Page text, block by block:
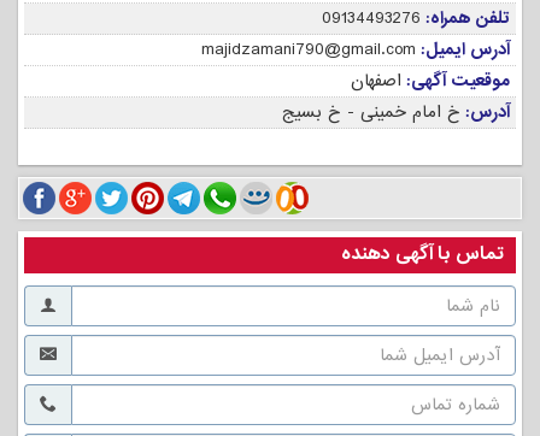
تلفن همراه: 09134493276
آدرس ایمیل: majidzamani790@gmail.com
موقعیت آگهی: اصفهان
آدرس: خ امام خمینی - خ بسیج
تماس با آگهی دهنده